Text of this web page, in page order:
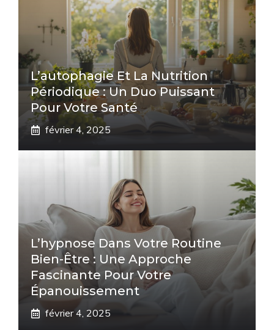
L’autophagie Et La Nutrition
Périodique : Un Duo Puissant
Pour Votre Santé
février 4, 2025
L’hypnose Dans Votre Routine
Bien-Être : Une Approche
Fascinante Pour Votre
Épanouissement
février 4, 2025